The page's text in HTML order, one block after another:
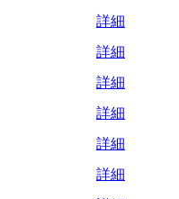
詳細
詳細
詳細
詳細
詳細
詳細